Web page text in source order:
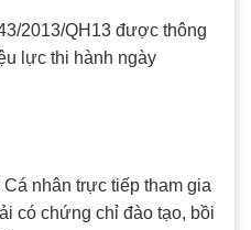
2013/QH13 được thông
lực thi hành ngày
nhân trực tiếp tham gia
có chứng chỉ đào tạo, bồi